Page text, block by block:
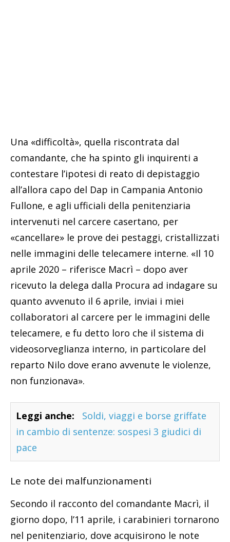
Una «difficoltà», quella riscontrata dal
comandante, che ha spinto gli inquirenti a
contestare l’ipotesi di reato di depistaggio
all’allora capo del Dap in Campania Antonio
Fullone, e agli ufficiali della penitenziaria
intervenuti nel carcere casertano, per
«cancellare» le prove dei pestaggi, cristallizzati
nelle immagini delle telecamere interne. «Il 10
aprile 2020 – riferisce Macrì – dopo aver
ricevuto la delega dalla Procura ad indagare su
quanto avvenuto il 6 aprile, inviai i miei
collaboratori al carcere per le immagini delle
telecamere, e fu detto loro che il sistema di
videosorveglianza interno, in particolare del
reparto Nilo dove erano avvenute le violenze,
non funzionava».
Leggi anche:
Soldi, viaggi e borse griffate
in cambio di sentenze: sospesi 3 giudici di
pace
Le note dei malfunzionamenti
Secondo il racconto del comandante Macrì, il
giorno dopo, l’11 aprile, i carabinieri tornarono
nel penitenziario, dove acquisirono le note